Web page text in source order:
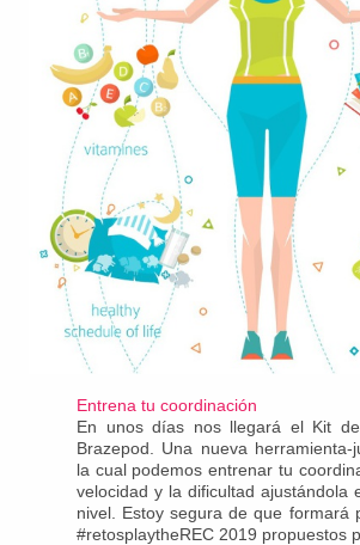
Entrena tu coordinación
En unos días nos llegará el Kit
Brazepod. Una nueva
la cual podemos entrenar tu
velocidad y la dificultad ajustándola
nivel. Estoy segura de que formará
#retosplaytheREC 2019 propuestos